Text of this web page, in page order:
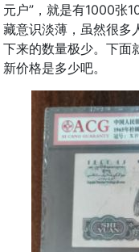
元户”，就是有1000张
藏意识淡薄，虽然很多
下来的数量极少。下面
新价格是多少吧。